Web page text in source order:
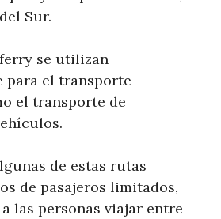
Sur.
se utilizan
para el transporte
el transporte de
de estas rutas
de pasajeros limitados,
las personas viajar entre